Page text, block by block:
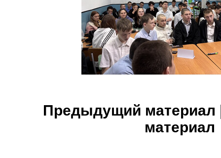
Предыдущий материал
материал